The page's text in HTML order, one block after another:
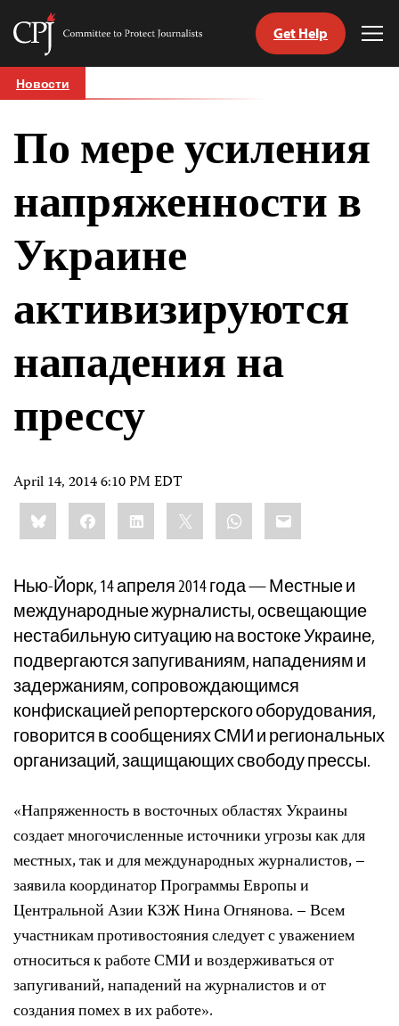
Skip
to
Committee
Journalists
Get Help
Новости
По мере усиления
напряженности в
Украине
активизируются
нападения на
прессу
April 14, 2014 6:10 PM EDT
Share
this:BlueskyFacebookLinkedIn WhatsApp
Email
Нью-Йорк, 14 апреля 2014 года — Местные и
международные журналисты, освещающие
нестабильную ситуацию на востоке Украине,
подвергаются запугиваниям, нападениям и
задержаниям, сопровождающимся
конфискацией репортерского оборудования,
говорится в сообщениях СМИ и региональных
организаций, защищающих свободу прессы.
«Напряженность в восточных областях Украины
создает многочисленные источники угрозы как для
местных, так и для международных журналистов, –
заявила координатор Программы Европы и
Центральной Азии КЗЖ Нина Огнянова. – Всем
участникам противостояния следует с уважением
относиться к работе СМИ и воздерживаться от
запугиваний, нападений на журналистов и от
создания помех в их работе».